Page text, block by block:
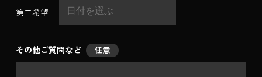
第二希望
その他ご質問など 任意